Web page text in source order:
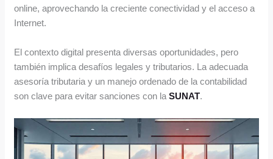
online, aprovechando la creciente conectividad y el acceso a
Internet.
El contexto digital presenta diversas oportunidades, pero
también implica desafíos legales y tributarios. La adecuada
asesoría tributaria y un manejo ordenado de la contabilidad
son clave para evitar sanciones con laSUNAT.